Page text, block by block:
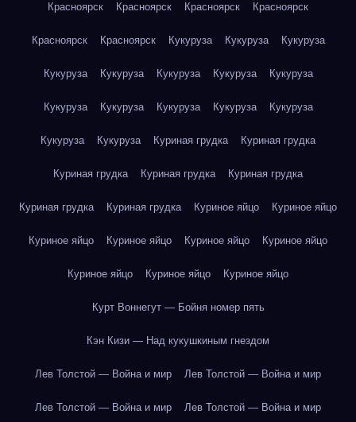
Красноярск Красноярск Красноярск Красноярск
Красноярск Красноярск Кукуруза Кукуруза Кукуруза
Кукуруза Кукуруза Кукуруза Кукуруза Кукуруза
Кукуруза Кукуруза Кукуруза Кукуруза Кукуруза
Кукуруза Кукуруза Куриная грудка Куриная грудка
Куриная грудка Куриная грудка Куриная грудка
Куриная грудка Куриная грудка Куриное яйцо Куриное яйцо
Куриное яйцо Куриное яйцо Куриное яйцо Куриное яйцо
Куриное яйцо Куриное яйцо Куриное яйцо
Курт Воннегут — Бойня номер пять
Кэн Кизи — Над кукушкиным гнездом
Лев Толстой — Война и мир Лев Толстой — Война и мир
Лев Толстой — Война и мир Лев Толстой — Война и мир